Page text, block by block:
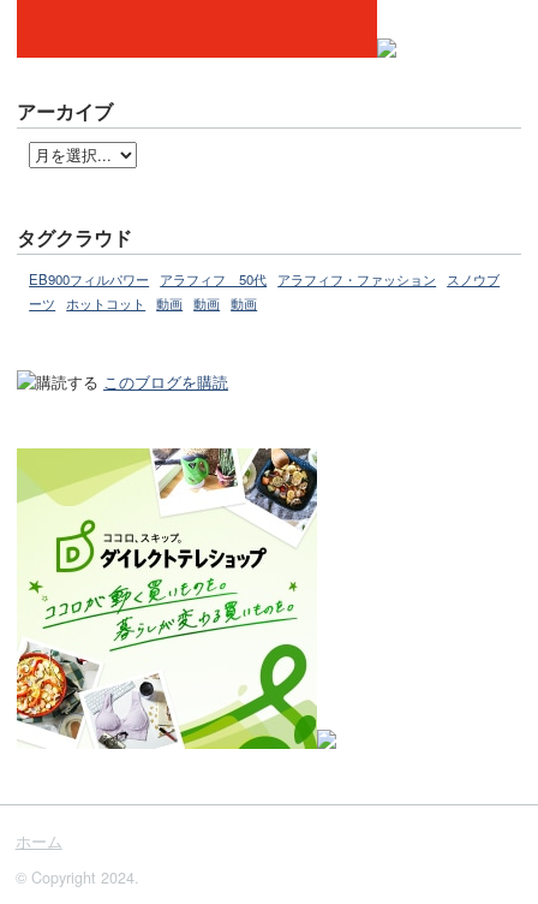
アーカイブ
タグクラウド
EB900フィルパワー アラフィフ 50代 アラフィフ・ファッション
スノウブ
ーツ
ホットコット 動画 動画 動画
このブログを購読
ホーム
© Copyright 2024.